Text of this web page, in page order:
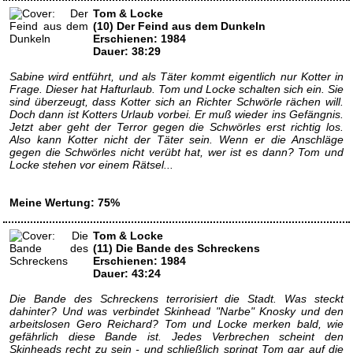
Tom & Locke
(10) Der Feind aus dem Dunkeln
Erschienen: 1984
Dauer: 38:29
Sabine wird entführt, und als Täter kommt eigentlich nur Kotter in
Frage. Dieser hat Hafturlaub. Tom und Locke schalten sich ein. Sie
sind überzeugt, dass Kotter sich an Richter Schwörle rächen will.
Doch dann ist Kotters Urlaub vorbei. Er muß wieder ins Gefängnis.
Jetzt aber geht der Terror gegen die Schwörles erst richtig los.
Also kann Kotter nicht der Täter sein. Wenn er die Anschläge
gegen die Schwörles nicht verübt hat, wer ist es dann? Tom und
Locke stehen vor einem Rätsel...
Meine Wertung: 75%
Tom & Locke
(11) Die Bande des Schreckens
Erschienen: 1984
Dauer: 43:24
Die Bande des Schreckens terrorisiert die Stadt. Was steckt
dahinter? Und was verbindet Skinhead "Narbe" Knosky und den
arbeitslosen Gero Reichard? Tom und Locke merken bald, wie
gefährlich diese Bande ist. Jedes Verbrechen scheint den
Skinheads recht zu sein - und schließlich springt Tom gar auf die